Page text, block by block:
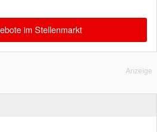
im Stellenmarkt
Anzeige